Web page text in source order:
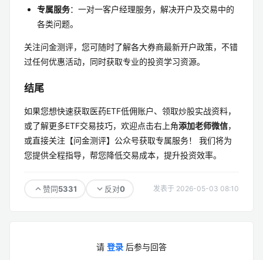
专属服务：一对一客户经理服务，解决开户及交易中的
各类问题。
关注问金测评，您可随时了解各大券商最新开户政策，不错
过任何优惠活动，同时获取专业的投资学习资源。
结尾
如果您想快速获取医药ETF低佣账户、领取炒股实战资料，
或了解更多ETF交易技巧，欢迎点击右上角添加老师微信，
或直接关注【问金测评】公众号获取专属服务！ 我们将为
您提供全程指导，帮您降低交易成本，提升投资效率。
赞同5331 反对0 发表于 2026-05-03 08:10
请 登录 后参与回答